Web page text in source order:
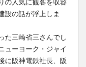
の人気に観客を収容
設の話が浮上しま
た三崎省三さんでし
ューヨーク・ジャイ
に阪神電鉄社長、阪